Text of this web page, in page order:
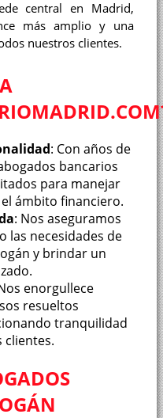
central en Madrid,
más amplio y una
nuestros clientes.
: Con años de
bancarios
para manejar
ámbito financiero.
: Nos aseguramos
las necesidades de
y brindar un
enorgullece
resueltos
tranquilidad
clientes.